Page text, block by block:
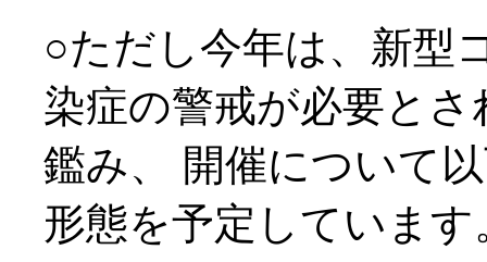
○ただし今年は、新型
染症の警戒が必要と
鑑み、 開催について
形態を予定しています